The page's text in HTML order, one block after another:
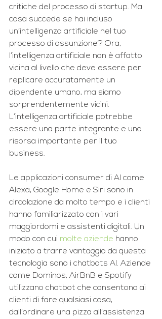
critiche del processo di startup. Ma
cosa succede se hai incluso
un’intelligenza artificiale nel tuo
processo di assunzione? Ora,
l’intelligenza artificiale non è affatto
vicina al livello che deve essere per
replicare accuratamente un
dipendente umano, ma siamo
sorprendentemente vicini.
L’intelligenza artificiale potrebbe
essere una parte integrante e una
risorsa importante per il tuo
business.
Le applicazioni consumer di AI come
Alexa, Google Home e Siri sono in
circolazione da molto tempo e i clienti
hanno familiarizzato con i vari
maggiordomi e assistenti digitali. Un
modo con cui molte aziende hanno
iniziato a trarre vantaggio da questa
tecnologia sono i chatbots AI. Aziende
come Dominos, AirBnB e Spotify
utilizzano chatbot che consentono ai
clienti di fare qualsiasi cosa,
dall’ordinare una pizza all’assistenza